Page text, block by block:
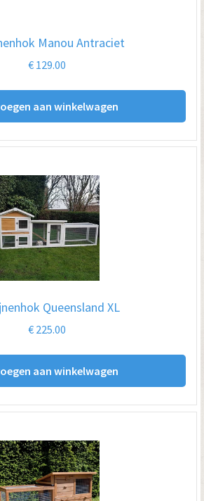
Manou Antraciet
€ 129.00
aan winkelwagen
Queensland XL
€ 225.00
aan winkelwagen